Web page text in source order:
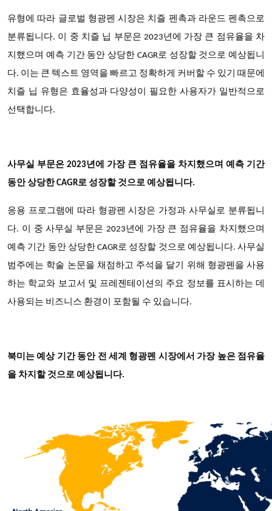
유형에 따라 글로벌 형광펜 시장은 치즐 펜촉과 라운드 펜촉으로
분류됩니다. 이 중 치즐 닙 부문은 2023년에 가장 큰 점유율을 차
지했으며 예측 기간 동안 상당한 CAGR로 성장할 것으로 예상됩니
다. 이는 큰 텍스트 영역을 빠르고 정확하게 커버할 수 있기 때문에
치즐 닙 유형은 효율성과 다양성이 필요한 사용자가 일반적으로
선택합니다.
사무실 부문은 2023년에 가장 큰 점유율을 차지했으며 예측 기간
동안 상당한 CAGR로 성장할 것으로 예상됩니다.
응용 프로그램에 따라 형광펜 시장은 가정과 사무실로 분류됩니
다. 이 중 사무실 부문은 2023년에 가장 큰 점유율을 차지했으며
예측 기간 동안 상당한 CAGR로 성장할 것으로 예상됩니다. 사무실
범주에는 학술 논문을 채점하고 주석을 달기 위해 형광펜을 사용
하는 학교와 보고서 및 프레젠테이션의 주요 정보를 표시하는 데
사용되는 비즈니스 환경이 포함될 수 있습니다.
북미는 예상 기간 동안 전 세계 형광펜 시장에서 가장 높은 점유율
을 차지할 것으로 예상됩니다.